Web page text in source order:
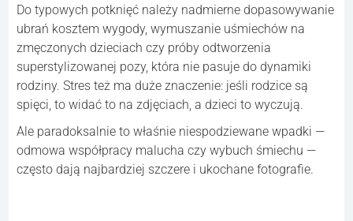
Do typowych potknięć należy nadmierne dopasowywanie
ubrań kosztem wygody, wymuszanie uśmiechów na
zmęczonych dzieciach czy próby odtworzenia
superstylizowanej pozy, która nie pasuje do dynamiki
rodziny. Stres też ma duże znaczenie: jeśli rodzice są
spięci, to widać to na zdjęciach, a dzieci to wyczują.
Ale paradoksalnie to właśnie niespodziewane wpadki —
odmowa współpracy malucha czy wybuch śmiechu —
często dają najbardziej szczere i ukochane fotografie.